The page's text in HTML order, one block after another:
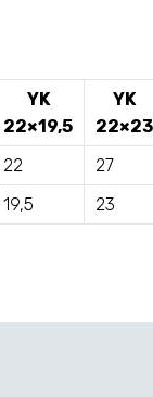
YK
22×19,5
YK
22×23
22
27
19,5 23